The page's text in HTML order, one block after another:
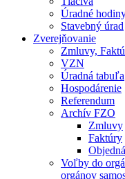
Úradné
Stavebný úrad
Zverejňovanie
Zmluvy,
VZN
Úradná tabuľa
Hospodárenie
Referendum
Archív FZO
Zmluvy
Faktúry
Voľby do
orgánov